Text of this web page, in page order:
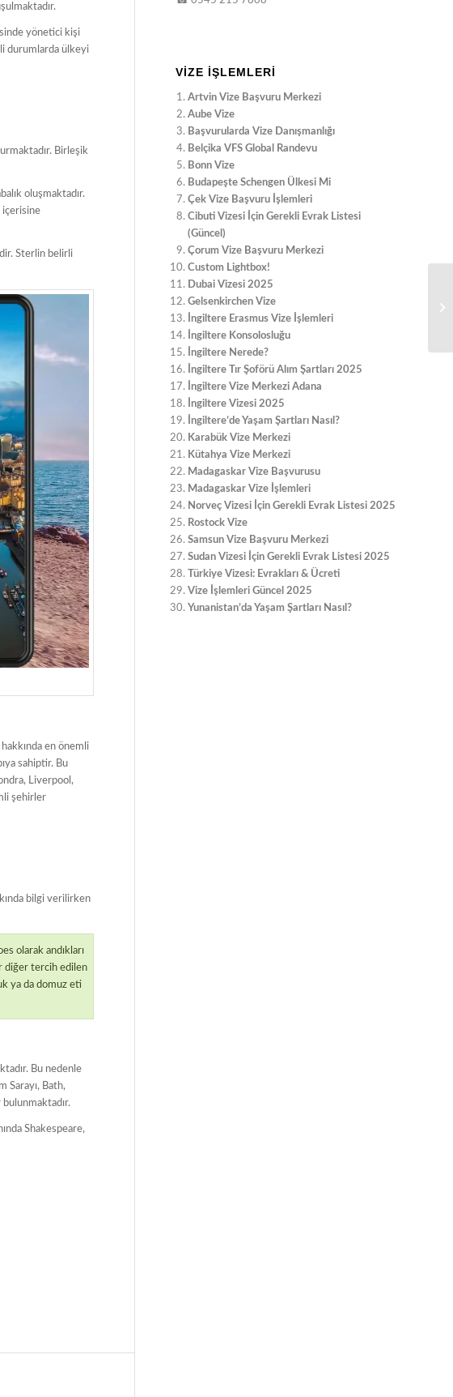
yönetici kişi
durumlarda ülkeyi
Birleşik
oluşmaktadır.
içerisine
Sterlin belirli
en önemli
sahiptir. Bu
Liverpool,
şehirler
bilgi verilirken
olarak andıkları
diğer tercih edilen
ya da domuz eti
Bu nedenle
Sarayı, Bath,
Shakespeare,
VIZE İŞLEMLERI
Artvin Vize Başvuru Merkezi
Aube Vize
Başvurularda Vize Danışmanlığı
Belçika VFS Global Randevu
Bonn Vize
Budapeşte Schengen Ülkesi Mi
Çek Vize Başvuru İşlemleri
Cibuti Vizesi İçin Gerekli Evrak Listesi
(Güncel)
Çorum Vize Başvuru Merkezi
Custom Lightbox!
Dubai Vizesi 2025
Gelsenkirchen Vize
İngiltere Erasmus Vize İşlemleri
İngiltere Konsolosluğu
İngiltere Nerede?
İngiltere Tır Şoförü Alım Şartları 2025
İngiltere Vize Merkezi Adana
İngiltere Vizesi 2025
İngiltere’de Yaşam Şartları Nasıl?
Karabük Vize Merkezi
Kütahya Vize Merkezi
Madagaskar Vize Başvurusu
Madagaskar Vize İşlemleri
Norveç Vizesi İçin Gerekli Evrak Listesi 2025
Rostock Vize
Samsun Vize Başvuru Merkezi
Sudan Vizesi İçin Gerekli Evrak Listesi 2025
Türkiye Vizesi: Evrakları & Ücreti
Vize İşlemleri Güncel 2025
Yunanistan’da Yaşam Şartları Nasıl?